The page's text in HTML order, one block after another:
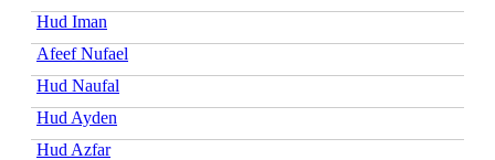
Hud Iman
Afeef Nufael
Hud Naufal
Hud Ayden
Hud Azfar